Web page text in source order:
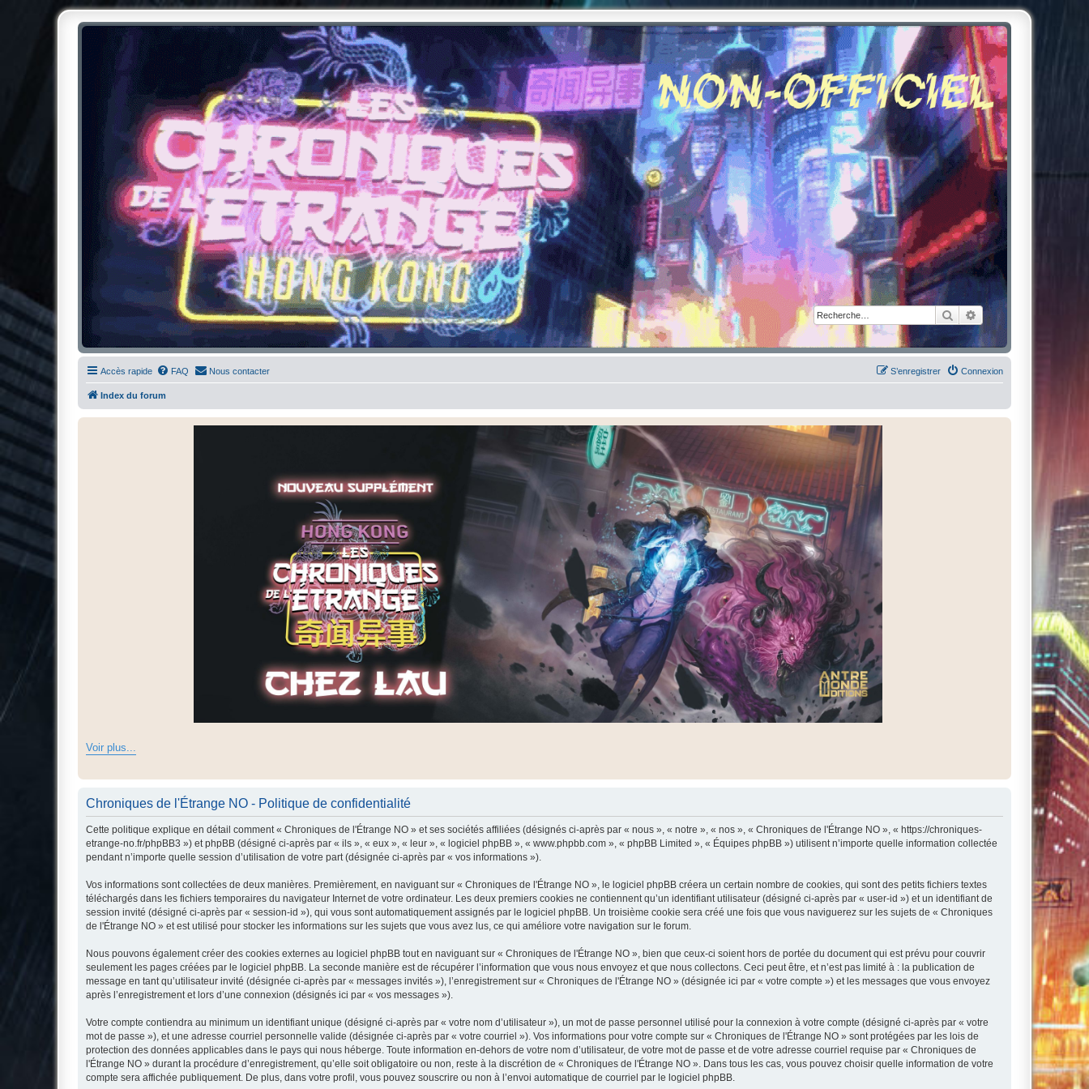
RechercherRecherche avancée
Chroniques de l'Étrange NO
Pour les amateurs des Chroniques de l'Étrange
Accès rapide FAQ Nous contacter Connexion
S’enregistrer
Index du forum
Voir plus...
Chroniques de l'Étrange NO - Politique de confidentialité
Cette politique explique en détail comment « Chroniques de l'Étrange NO » et ses sociétés affiliées (désignés ci-après par « nous », « notre », « nos », « Chroniques de l'Étrange NO », « https://chroniques-
etrange-no.fr/phpBB3 ») et phpBB (désigné ci-après par « ils », « eux », « leur », « logiciel phpBB », « www.phpbb.com », « phpBB Limited », « Équipes phpBB ») utilisent n’importe quelle information collectée
pendant n’importe quelle session d’utilisation de votre part (désignée ci-après par « vos informations »).
Vos informations sont collectées de deux manières. Premièrement, en naviguant sur « Chroniques de l'Étrange NO », le logiciel phpBB créera un certain nombre de cookies, qui sont des petits fichiers textes
téléchargés dans les fichiers temporaires du navigateur Internet de votre ordinateur. Les deux premiers cookies ne contiennent qu’un identifiant utilisateur (désigné ci-après par « user-id ») et un identifiant de
session invité (désigné ci-après par « session-id »), qui vous sont automatiquement assignés par le logiciel phpBB. Un troisième cookie sera créé une fois que vous naviguerez sur les sujets de « Chroniques
de l'Étrange NO » et est utilisé pour stocker les informations sur les sujets que vous avez lus, ce qui améliore votre navigation sur le forum.
Nous pouvons également créer des cookies externes au logiciel phpBB tout en naviguant sur « Chroniques de l'Étrange NO », bien que ceux-ci soient hors de portée du document qui est prévu pour couvrir
seulement les pages créées par le logiciel phpBB. La seconde manière est de récupérer l’information que vous nous envoyez et que nous collectons. Ceci peut être, et n’est pas limité à : la publication de
message en tant qu’utilisateur invité (désignée ci-après par « messages invités »), l’enregistrement sur « Chroniques de l'Étrange NO » (désignée ici par « votre compte ») et les messages que vous envoyez
après l’enregistrement et lors d’une connexion (désignés ici par « vos messages »).
Votre compte contiendra au minimum un identifiant unique (désigné ci-après par « votre nom d’utilisateur »), un mot de passe personnel utilisé pour la connexion à votre compte (désigné ci-après par « votre
mot de passe »), et une adresse courriel personnelle valide (désignée ci-après par « votre courriel »). Vos informations pour votre compte sur « Chroniques de l'Étrange NO » sont protégées par les lois de
protection des données applicables dans le pays qui nous héberge. Toute information en-dehors de votre nom d’utilisateur, de votre mot de passe et de votre adresse courriel requise par « Chroniques de
l'Étrange NO » durant la procédure d’enregistrement, qu’elle soit obligatoire ou non, reste à la discrétion de « Chroniques de l'Étrange NO ». Dans tous les cas, vous pouvez choisir quelle information de votre
compte sera affichée publiquement. De plus, dans votre profil, vous pouvez souscrire ou non à l’envoi automatique de courriel par le logiciel phpBB.